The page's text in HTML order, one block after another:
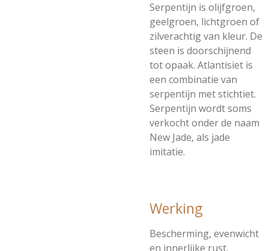
Serpentijn is olijfgroen,
geelgroen, lichtgroen of
zilverachtig van kleur. De
steen is doorschijnend
tot opaak. Atlantisiet is
een combinatie van
serpentijn met stichtiet.
Serpentijn wordt soms
verkocht onder de naam
New Jade, als jade
imitatie.
Werking
Bescherming, evenwicht
en innerlijke rust.